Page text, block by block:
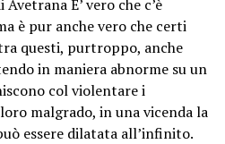
E’ vero che c’è
è pur anche vero che certi
questi, purtroppo, anche
in maniera abnorme su un
col violentare i
malgrado, in una vicenda la
essere dilatata all’infinito.